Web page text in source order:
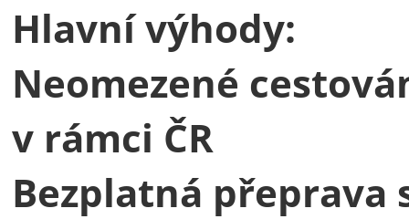
Hlavní výhody:
Neomezené
v rámci ČR
Bezplatná přeprava